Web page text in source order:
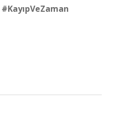
#KayıpVeZaman